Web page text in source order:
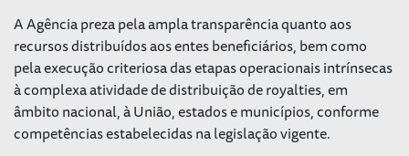
A Agência preza pela ampla transparência quanto aos
recursos distribuídos aos entes beneficiários, bem como
pela execução criteriosa das etapas operacionais intrínsecas
à complexa atividade de distribuição de royalties, em
âmbito nacional, à União, estados e municípios, conforme
competências estabelecidas na legislação vigente.